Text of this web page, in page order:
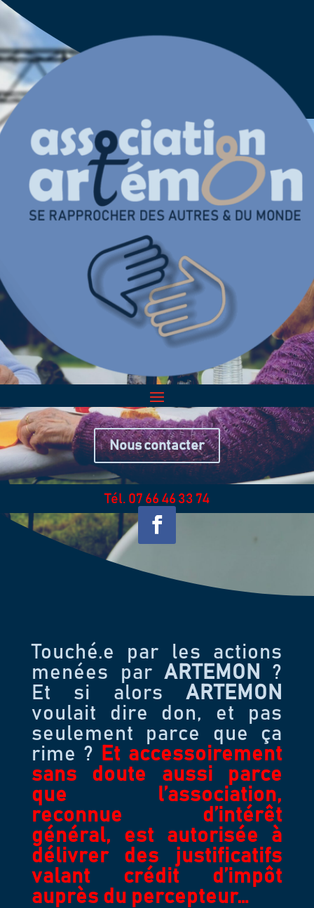
Nous contacter
Tél. 07 66 46 33 74
;
Touché.e par les actions
menées parARTEMON
?
Et si alorsARTEMON
voulait dire don, et pas
seulement parce que ça
rime ?
Et accessoirement
sans doute aussi parce
que l’association,
reconnue d’intérêt
général, est autorisée à
délivrer des justificatifs
valant crédit d’impôt
auprès du percepteur…